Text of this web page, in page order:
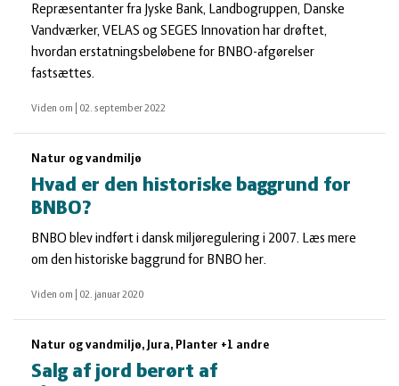
Repræsentanter fra Jyske Bank, Landbogruppen, Danske
Vandværker, VELAS og SEGES Innovation har drøftet,
hvordan erstatningsbeløbene for BNBO-afgørelser
fastsættes.
Viden om 02. september 2022
Natur og vandmiljø
Hvad er den historiske baggrund for
BNBO?
BNBO blev indført i dansk miljøregulering i 2007. Læs mere
om den historiske baggrund for BNBO her.
Viden om 02. januar 2020
Natur og vandmiljø, Jura, Planter +1 andre
Salg af jord berørt af